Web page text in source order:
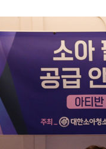
오동도 해상서 모터보트 전복
염 한풀 꺾이지만…'낮 최고
회 "압수수색·성접대 논란
]'압수수색·성접대 논란' 축구
도' 폭염 지속…강원동해안
증시 상승 마감…S&P